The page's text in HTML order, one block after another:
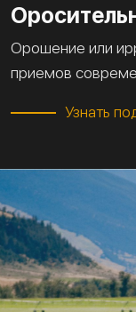
Орошение или
приемов
Узнать